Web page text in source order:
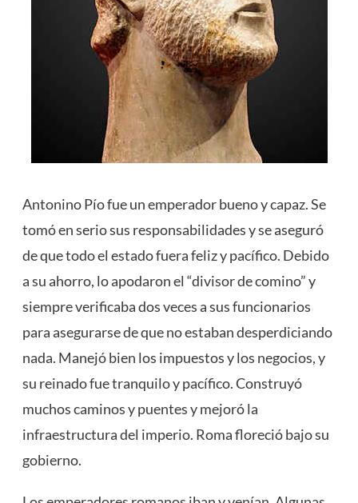
Antonino Pío fue un emperador bueno y capaz. Se
tomó en serio sus responsabilidades y se aseguró
de que todo el estado fuera feliz y pacífico. Debido
a su ahorro, lo apodaron el “divisor de comino” y
siempre verificaba dos veces a sus funcionarios
para asegurarse de que no estaban desperdiciando
nada. Manejó bien los impuestos y los negocios, y
su reinado fue tranquilo y pacífico. Construyó
muchos caminos y puentes y mejoró la
infraestructura del imperio. Roma floreció bajo su
gobierno.